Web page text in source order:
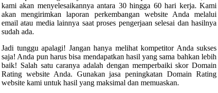
kami akan menyelesaikannya antara 30 hingga 60 hari kerja. Kami
akan mengirimkan laporan perkembangan website Anda melalui
email atau media lainnya saat proses pengerjaan selesai dan hasilnya
sudah ada.
Jadi tunggu apalagi! Jangan hanya melihat kompetitor Anda sukses
saja! Anda pun harus bisa mendapatkan hasil yang sama bahkan lebih
baik! Salah satu caranya adalah dengan memperbaiki skor Domain
Rating website Anda. Gunakan jasa peningkatan Domain Rating
website kami untuk hasil yang maksimal dan memuaskan.